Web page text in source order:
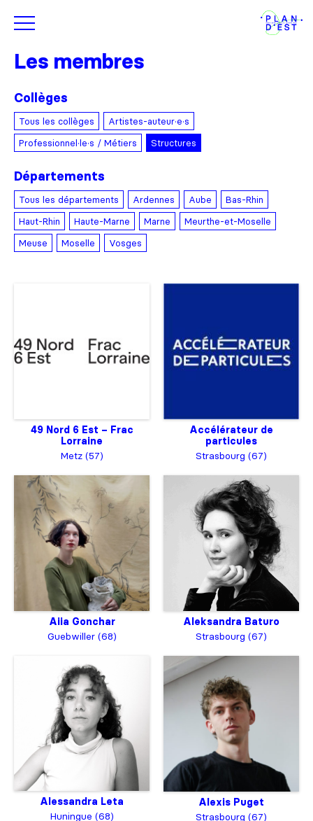
Les membres
Collèges
Tous les collèges
Artistes-auteur·e·s
Professionnel·le·s / Métiers
Structures
Départements
Tous les départements Ardennes Aube
Bas-Rhin
Haut-Rhin
Haute-Marne Marne
Meurthe-et-Moselle
Meuse
Moselle Vosges
49 Nord 6 Est – Frac
Lorraine
Metz (57)
Accélérateur de
particules
Strasbourg (67)
Aiia Gonchar
Guebwiller (68)
Aleksandra Baturo
Strasbourg (67)
Alessandra Leta
Huningue (68)
Alexis Puget
Strasbourg (67)